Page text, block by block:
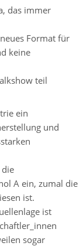
das immer
Format für
keine
teil
ein
und
A ein, zumal die
ist.
ist
sogar